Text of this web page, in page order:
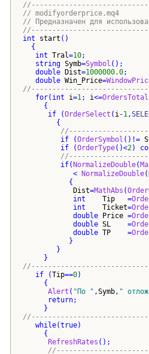
// modifyorderprice.mq4
// Предназначен для
int
start ()
{
int Tral=10
string Symb=Symbol ()
double
Dist=1000000.0
double Win_Price=
for( int i=1; i<=OrdersTotal
{
if
(OrderSelect ( i-1,
{
if
(OrderSymbol () !=
if
(OrderType()<2)
if( NormalizeDouble(
            <
NormalizeDouble(
{
Dist=MathAbs (
int
Tip
   =
int
Ticket=
double
Price =
double SL
    =
double TP
    =
}
}
}
if
(Tip==0)
{
Alert ( " По " ,Symb, "
return
}
while(true)
{
RefreshRates ()